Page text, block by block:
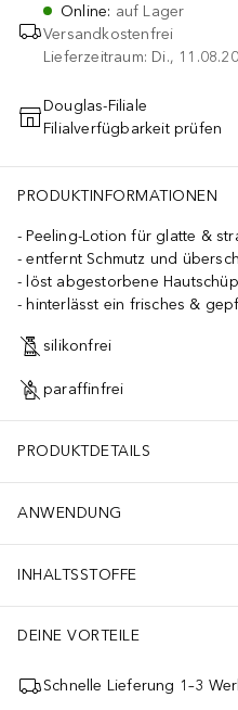
Online: auf Lager
Versandkostenfrei
Lieferzeitraum: Di.,
IN DEN
Douglas-Filiale
Filialverfügbarkeit prüfen
PRODUKTINFORMATIONEN
Peeling-Lotion für glatte &
entfernt Schmutz und
löst abgestorbene
hinterlässt ein frisches &
silikonfrei
paraffinfrei
PRODUKTDETAILS
ANWENDUNG
INHALTSSTOFFE
DEINE VORTEILE
Schnelle Lieferung 1–3